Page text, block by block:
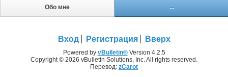
Обо мне ...
Вход Регистрация Вверх
Powered by vBulletin®Version 4.2.5
Copyright © 2026 vBulletin Solutions, Inc. All rights reserved.
Перевод: zCarot